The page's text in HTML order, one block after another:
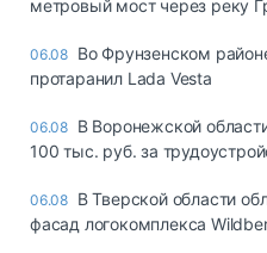
метровый мост через реку
06.08 Во Фрунзенском
протаранил Lada Vesta
06.08 В Воронежской
100 тыс. руб. за
06.08 В Тверской области
фасад логокомплекса